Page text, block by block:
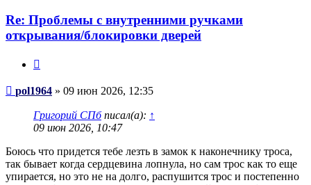
Re: Проблемы с внутренними ручками
открывания/блокировки дверей
Сообщение
pol1964 » 09 июн 2026, 12:35
Григорий СПбписал(а): ↑
09 июн 2026, 10:47
Боюсь что придется тебе лезть в замок к наконечнику троса,
так бывает когда сердцевина лопнула, но сам трос как то еще
упирается, но это не на долго, распушится трос и постепенно